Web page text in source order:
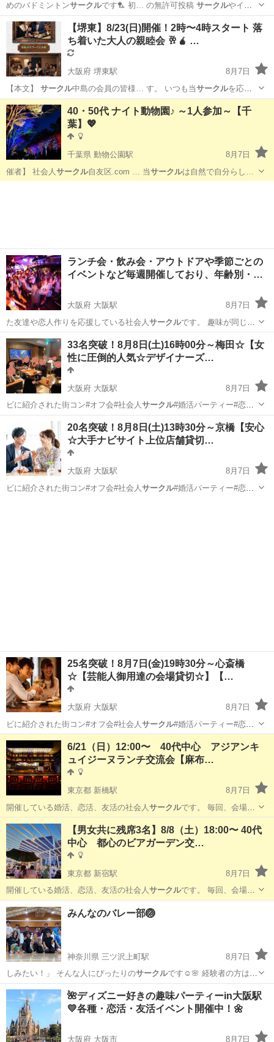
めのバドミントンサークル です🏸 初… の無許可投稿 サークルやイベ
ントの輪を…
東京 品川区 旗の台駅 スポーツ サークル
【堺東】8/23(日)開催！2時〜4時スタート 落
ち着いた大人の親睦会 🥂🧉 …
大阪府 堺東駅
8月7日
​【本文】 ​ サークル中島の会員の皆様… す。 ​いつも当サークルを応援
いただき、… ます） ​🌹サークル 中島が選ばれる理… 迎です！ ​サーク
ル中島の2次会なら… ます！ ​社会人 サークル中島 ​主催：中…
大阪 堺市 堺東駅 パーティー ジャンカラ
40・50代 ナイト動物園♪ ～1人参加～【千
葉】💖
千葉県 動物公園駅
8月7日
催者】 社会人 サークル 自友区.com … 当サークルは自然で自分らし…
ランチ会・飲み会・アウトドアや季節ごとの
イベントなど毎週開催しており、年齢別・…
大阪府 大阪駅
8月7日
た友達や恋人作りを応援している社会人 サークルです。 趣味が同じだ
からこそ、初対…
大阪 大阪市 大阪駅 パーティー 飲み会
33名突破！8月8日(土)16時00分～梅田☆【女
性に圧倒的人気☆デザイナーズ…
大阪府 大阪駅
8月7日
ビに紹介された街コン#オフ会#社会人サークル#婚活パーティー#恋活
パーティー#P…
大阪市 大阪駅 パーティー 会場
20名突破！8月8日(土)13時30分～京橋【安心
☆大手ナビサイト上位店舗貸切…
大阪府 大阪駅
8月7日
ビに紹介された街コン#オフ会#社会人サークル#婚活パーティー#恋活
25名突破！8月7日(金)19時30分～心斎橋
☆【芸能人御用達の会場貸切☆】【…
大阪府 大阪駅
8月7日
ビに紹介された街コン#オフ会#社会人 サークル#婚活パーティー#恋活
パーティー#P…
大阪 大阪市 大阪駅 会場
6/21（日）12:00〜 40代中心 アジアンキ
ュイジーヌランチ交流会【麻布…
東京都 新橋駅
8月7日
開催している婚活、恋活、友活の社会人 サークルです。 毎回、会場や
料理のテーマも…
東京 港区 新橋駅 パーティー
【男女共に残席3名】8/8（土）18:00〜 40代
中心 都心のビアガーデン交…
東京都 新宿駅
8月7日
開催している婚活、恋活、友活の社会人サークルです。 毎回、会場や
料理のテーマも…
東京 新宿区 新宿駅 パーティー
みんなのバレー部🏐
神奈川県 三ツ沢上町駅
8月7日
しみたい！」 そんな人にぴったりのサークルです☺️🌸 経験者の方はも
ちろん、…
神奈川 横浜市 三ツ沢上町駅 スポーツ
🌺ディズニー好きの趣味パーティーin大阪駅
💛各種・恋活・友活イベント開催中！🌼
大阪府 大阪市 8月7日